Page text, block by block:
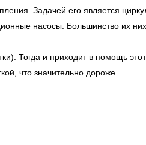
Задачей его является
насосы. Большинство их
Тогда и приходит в помощь
что значительно дороже.